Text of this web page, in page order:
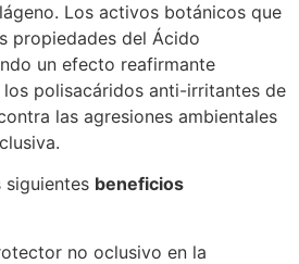
Los activos botánicos que
propiedades del Ácido
un efecto reafirmante
los polisacáridos anti-irritantes de
las agresiones ambientales
beneficios
no oclusivo en la